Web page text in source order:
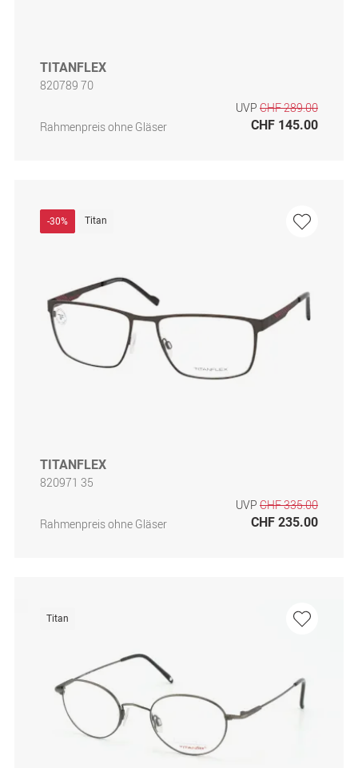
TITANFLEX
820789 70
Rahmenpreis ohne Gläser
UVP CHF 289.00
CHF 145.00
-30% Titan
TITANFLEX
820971 35
Rahmenpreis ohne Gläser
UVP CHF 335.00
CHF 235.00
Titan